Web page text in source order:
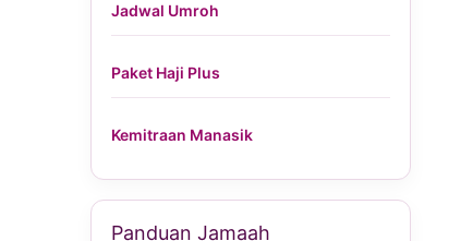
Jadwal Umroh
Paket Haji Plus
Kemitraan Manasik
Panduan Jamaah